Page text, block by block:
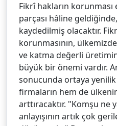
Fikrî hakların
parçası hâline
kaydedilmiş olacaktır.
korunmasının,
ve katma değerli üretimin
büyük bir önemi vardır.
sonucunda ortaya yenilik
firmaların hem de
arttıracaktır. "Komşu ne
anlayışının artık çok